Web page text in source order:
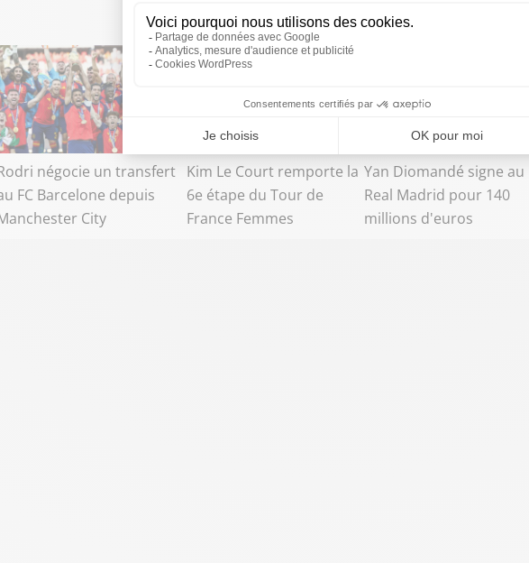
négocie un transfert
FC Barcelone depuis
City
Kim Le Court remporte la
6e étape du Tour de
France Femmes
Yan Diomandé signe au
Real Madrid pour 140
millions d'euros